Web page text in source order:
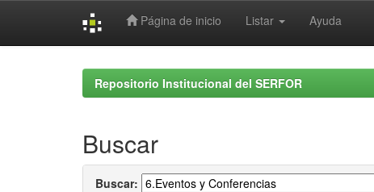
Página de inicio Listar Ayuda
Repositorio Institucional del SERFOR
Buscar
Buscar: